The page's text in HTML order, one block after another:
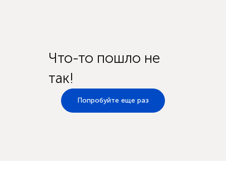
Что-то пошло не
так!
Попробуйте еще раз